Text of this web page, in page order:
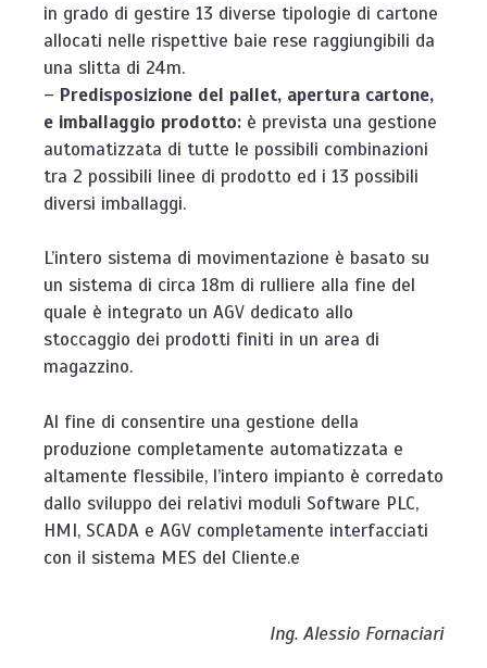
in grado di gestire 13 diverse tipologie di cartone
allocati nelle rispettive baie rese raggiungibili da
una slitta di 24m.
– Predisposizione del pallet, apertura cartone,
e imballaggio prodotto: è prevista una gestione
automatizzata di tutte le possibili combinazioni
tra 2 possibili linee di prodotto ed i 13 possibili
diversi imballaggi.
L’intero sistema di movimentazione è basato su
un sistema di circa 18m di rulliere alla fine del
quale è integrato un AGV dedicato allo
stoccaggio dei prodotti finiti in un area di
magazzino.
Al fine di consentire una gestione della
produzione completamente automatizzata e
altamente flessibile, l’intero impianto è corredato
dallo sviluppo dei relativi moduli Software PLC,
HMI, SCADA e AGV completamente interfacciati
con il sistema MES del Cliente.e
Ing. Alessio Fornaciari